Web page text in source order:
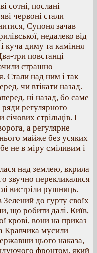
сотні, послані
червоні стали
Супоня зачав
недалеко від
куча диму та каміння
три повстанці
страшно
Стали над ним і так
чи втікати назад.
ні назад, бо саме
регулярного
стрільців. І
а регулярне
майже без усяких
не в міру сміливим і
над землею, вкрила
звучно перекликалися
вистріли рушниць.
Зелений до гурту своїх
що робити далі. Київ,
крові, вони на приказ
Кравчика мусили
цього наказа,
фронтом, який